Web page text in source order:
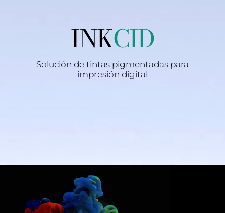
INKCID
Solución de tintas pigmentadas para
impresión digital